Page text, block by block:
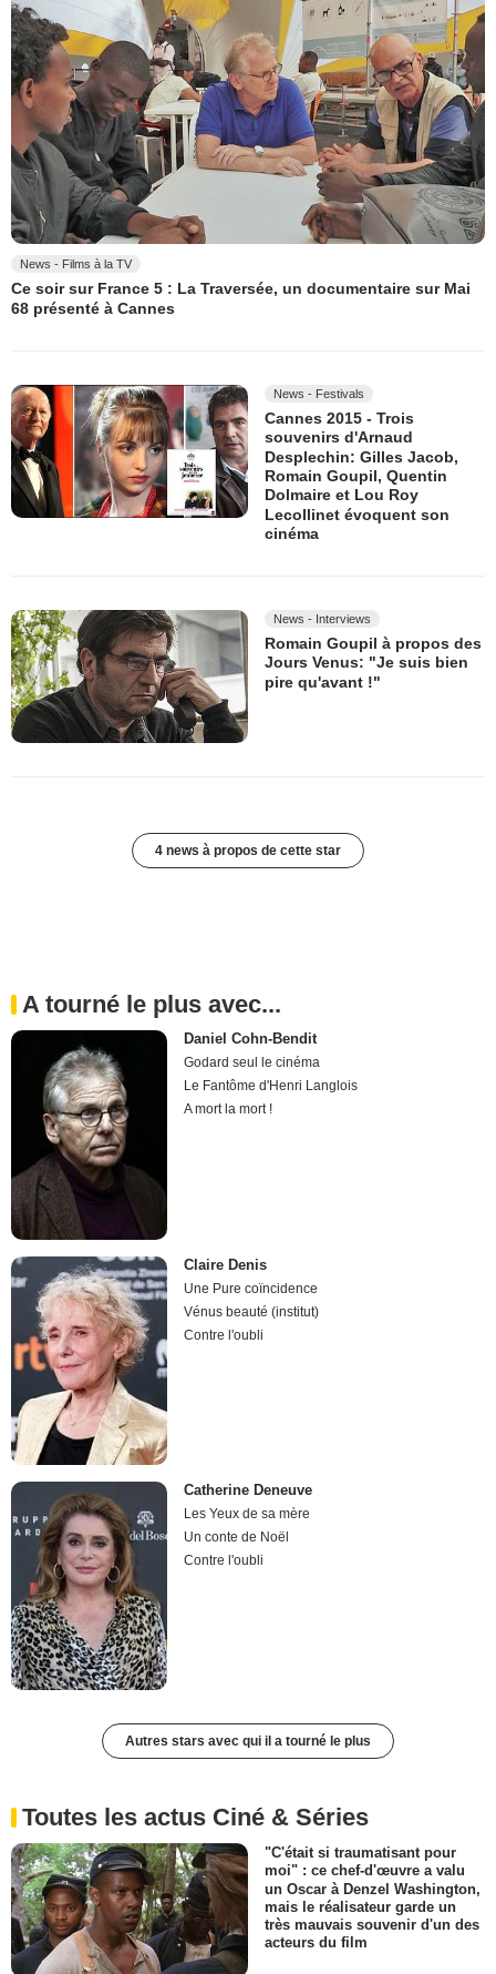
News - Films à la TV
Ce soir sur France 5 : La Traversée, un documentaire sur Mai
68 présenté à Cannes
News - Festivals
Cannes 2015 - Trois
souvenirs d'Arnaud
Desplechin: Gilles Jacob,
Romain Goupil, Quentin
Dolmaire et Lou Roy
Lecollinet évoquent son
cinéma
News - Interviews
Romain Goupil à propos des
Jours Venus: "Je suis bien
pire qu'avant !"
4 news à propos de cette star
A tourné le plus avec...
Daniel Cohn-Bendit
Godard seul le cinéma
Le Fantôme d'Henri Langlois
A mort la mort !
Claire Denis
Une Pure coïncidence
Vénus beauté (institut)
Contre l'oubli
Catherine Deneuve
Les Yeux de sa mère
Un conte de Noël
Contre l'oubli
Autres stars avec qui il a tourné le plus
Toutes les actus Ciné & Séries
"C'était si traumatisant pour
moi" : ce chef-d'œuvre a valu
un Oscar à Denzel Washington,
mais le réalisateur garde un
très mauvais souvenir d'un des
acteurs du film